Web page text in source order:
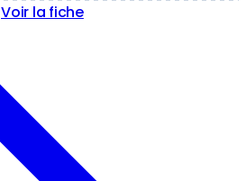
Voir la fiche